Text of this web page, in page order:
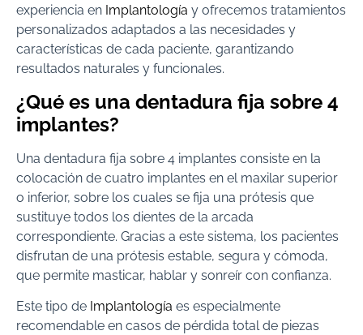
experiencia en Implantología y ofrecemos tratamientos
personalizados adaptados a las necesidades y
características de cada paciente, garantizando
resultados naturales y funcionales.
¿Qué es una dentadura fija sobre 4
implantes?
Una dentadura fija sobre 4 implantes consiste en la
colocación de cuatro implantes en el maxilar superior
o inferior, sobre los cuales se fija una prótesis que
sustituye todos los dientes de la arcada
correspondiente. Gracias a este sistema, los pacientes
disfrutan de una prótesis estable, segura y cómoda,
que permite masticar, hablar y sonreír con confianza.
Este tipo de Implantología es especialmente
recomendable en casos de pérdida total de piezas